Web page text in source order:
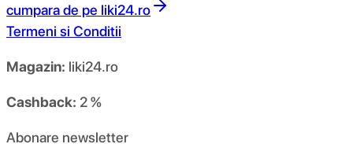
cumpara de pe liki24.ro
Termeni si Conditii
Magazin: liki24.ro
Cashback: 2 %
Abonare newsletter